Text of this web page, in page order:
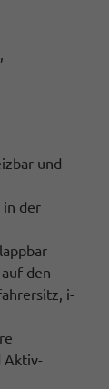
und
in der
den
i-
Aktiv-